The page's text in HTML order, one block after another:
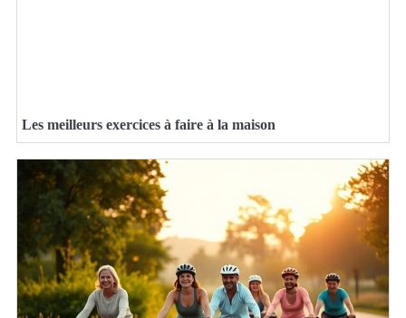
Les meilleurs exercices à faire à la maison